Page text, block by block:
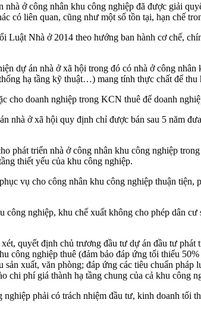
nhà ở công nhân khu công nghiệp đã được giải
có liên quan, cũng như một số tồn tại, hạn chế
Luật Nhà ở 2014 theo hướng ban hành cơ chế,
dự án nhà ở xã hội trong đó có nhà ở công
hạ tầng kỹ thuật…) mang tính thực chất để thu
cho doanh nghiệp trong KCN thuê để doanh
nhà ở xã hội quy định chỉ được bán sau 5 năm
phát triển nhà ở công nhân khu công nghiệp
thiết yếu của khu công nghiệp.
vụ cho công nhân khu công nghiệp thuận
nghiệp, khu chế xuất không cho phép dân
quyết định chủ trương đầu tư dự án đầu tư
công nghiệp thuê (đảm bảo đáp ứng tối thiểu
xuất, văn phòng; đáp ứng các tiêu chuẩn
chi phí giá thành hạ tầng chung của cả khu công
phải có trách nhiệm đầu tư, kinh doanh